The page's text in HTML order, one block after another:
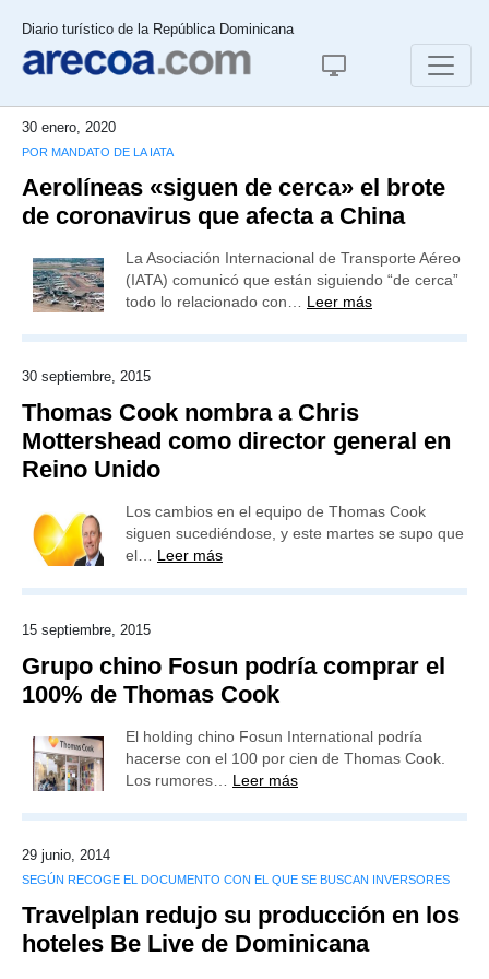
Diario turístico de la República Dominicana
30 enero, 2020
POR MANDATO DE LA IATA
Aerolíneas «siguen de cerca» el brote
de coronavirus que afecta a China
La Asociación Internacional de Transporte Aéreo
(IATA) comunicó que están siguiendo “de cerca”
todo lo relacionado con… Leer más
30 septiembre, 2015
Thomas Cook nombra a Chris
Mottershead como director general en
Reino Unido
Los cambios en el equipo de Thomas Cook
siguen sucediéndose, y este martes se supo que
el… Leer más
15 septiembre, 2015
Grupo chino Fosun podría comprar el
100% de Thomas Cook
El holding chino Fosun International podría
hacerse con el 100 por cien de Thomas Cook.
Los rumores… Leer más
29 junio, 2014
SEGÚN RECOGE EL DOCUMENTO CON EL QUE SE BUSCAN INVERSORES
Travelplan redujo su producción en los
hoteles Be Live de Dominicana